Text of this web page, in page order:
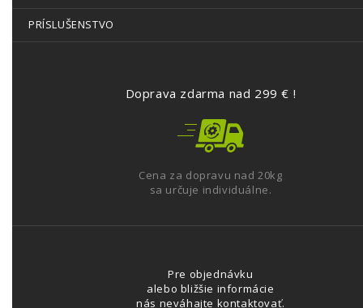
PRÍSLUŠENSTVO
Doprava zdarma nad 299 € !
Cena za dopravu nad 20kg
sa určuje individuálne.
Pre objednávku
alebo bližšie informácie
nás neváhajte kontaktovať.